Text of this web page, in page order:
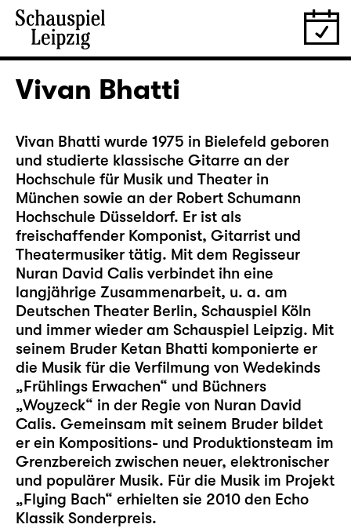
Vivan Bhatti
Vivan Bhatti wurde 1975 in Bielefeld geboren
und studierte klassische Gitarre an der
Hochschule für Musik und Theater in
München sowie an der Robert Schumann
Hochschule Düsseldorf. Er ist als
freischaffender Komponist, Gitarrist und
Theatermusiker tätig. Mit dem Regisseur
Nuran David Calis verbindet ihn eine
langjährige Zusammenarbeit, u. a. am
Deutschen Theater Berlin, Schauspiel Köln
und immer wieder am Schauspiel Leipzig. Mit
seinem Bruder Ketan Bhatti komponierte er
die Musik für die Verfilmung von Wedekinds
„Frühlings Erwachen“ und Büchners
„Woyzeck“ in der Regie von Nuran David
Calis. Gemeinsam mit seinem Bruder bildet
er ein Kompositions- und Produktionsteam im
Grenzbereich zwischen neuer, elektronischer
und populärer Musik. Für die Musik im Projekt
„Flying Bach“ erhielten sie 2010 den Echo
Klassik Sonderpreis.